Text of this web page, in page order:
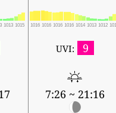
1013 1015 1016 1016 1016 1016 1014 1013 1012
UVI: 9
7:26 ~ 21:16